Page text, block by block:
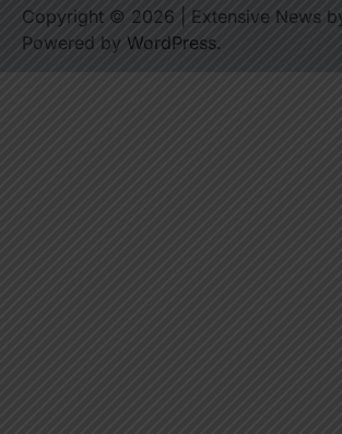
Copyright © 2026 | Extensive News
Powered by WordPress.